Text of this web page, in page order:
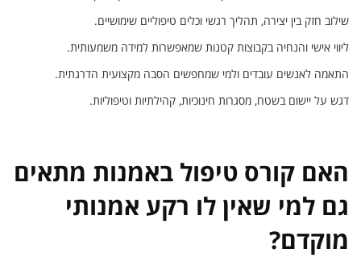
שילוב חזק בין יצירה, תהליך רגשי וכלים טיפוליים שימושיים.
ליווי אישי והנחיה בקבוצות קטנות שמאפשרות למידה משמעותית.
התאמה לאנשים עובדים ולמי שמחפשים הסבה מקצועית הדרגתית.
דגש על יישום בשטח, מסגרות חינוכיות, קהילתיות וטיפוליות.
האם קורס טיפול באמנות מתאים
גם למי שאין לו רקע אמנותי
מוקדם?